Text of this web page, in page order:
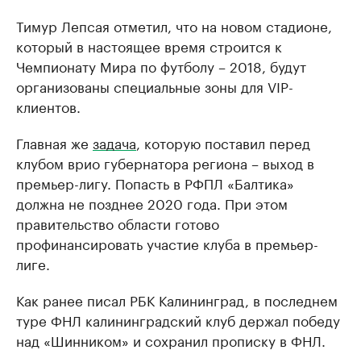
Тимур Лепсая отметил, что на новом стадионе,
который в настоящее время строится к
Чемпионату Мира по футболу – 2018, будут
организованы специальные зоны для VIP-
клиентов.
Главная же задача , которую поставил перед
клубом врио губернатора региона – выход в
премьер-лигу. Попасть в РФПЛ «Балтика»
должна не позднее 2020 года. При этом
правительство области готово
профинансировать участие клуба в премьер-
лиге.
Как ранее писал РБК Калининград, в последнем
туре ФНЛ калининградский клуб держал победу
над «Шинником» и сохранил прописку в ФНЛ.